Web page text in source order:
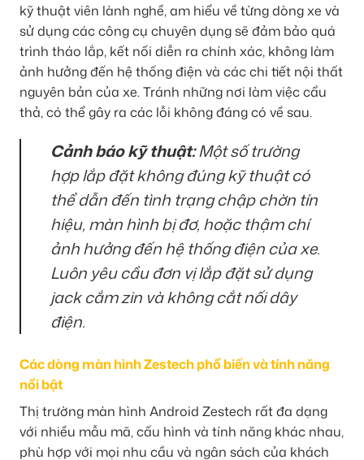
kỹ thuật viên lành nghề, am hiểu về từng dòng xe và
sử dụng các công cụ chuyên dụng sẽ đảm bảo quá
trình tháo lắp, kết nối diễn ra chính xác, không làm
ảnh hưởng đến hệ thống điện và các chi tiết nội thất
nguyên bản của xe. Tránh những nơi làm việc cẩu
thả, có thể gây ra các lỗi không đáng có về sau.
Cảnh báo kỹ thuật:Một số trường
hợp lắp đặt không đúng kỹ thuật có
thể dẫn đến tình trạng chập chờn tín
hiệu, màn hình bị đơ, hoặc thậm chí
ảnh hưởng đến hệ thống điện của xe.
Luôn yêu cầu đơn vị lắp đặt sử dụng
jack cắm zin và không cắt nối dây
điện.
Các dòng màn hình Zestech phổ biến và tính năng
nổi bật
Thị trường màn hình Android Zestech rất đa dạng
với nhiều mẫu mã, cấu hình và tính năng khác nhau,
phù hợp với mọi nhu cầu và ngân sách của khách